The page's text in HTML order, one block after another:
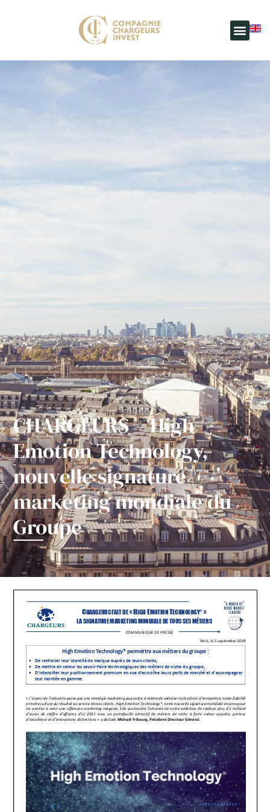
CHARGEURS – High
Emotion Technology,
nouvelle signature
marketing mondiale du
Groupe